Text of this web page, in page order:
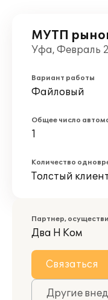
МУТП
Уфа, Февраль
Вариант работы
Файловый
Общее число
1
Количество
Толстый
Партнер,
Два Н Ком
Связаться
Другие